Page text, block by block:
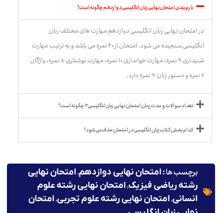
بارم بندی امتحان نهایی زبان انگلیسی دوازدهم چگونه است؟
در امتحان نهایی زبان انگلیسی دوازدهم مهارت های مختلف زبان
انگلیسی سنجیده می شود. امتحان از ۴۰ نمره می باشد و به ترتیب مهارت
شنیداری ۹ نمره، مهارت خوانداری ۱۰ نمره، مهارت نوشتاری ۸ نمره، واژگان
۶ نمره و دستور زبان ۷ نمره دارد.
تعداد سوالات و مدت زمان امتحان نهایی زبان انگلیسی ۳ چگونه است؟
کدام بخش کتاب زبان انگلیسی در امتحان حذف می شود؟
برچسب ها :امتحان نهایی دوازدهم,امتحان نهایی
رشته ریاضی فیزیک,امتحان نهایی رشته علوم
انسانی,امتحان نهایی رشته علوم تجربی,امتحان